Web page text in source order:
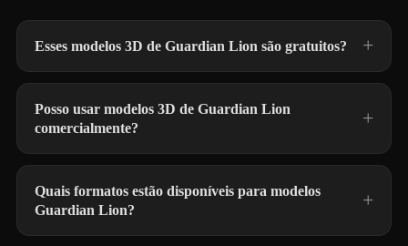
Esses modelos 3D de Guardian Lion são gratuitos?
Posso usar modelos 3D de Guardian Lion
comercialmente?
Quais formatos estão disponíveis para modelos
Guardian Lion?